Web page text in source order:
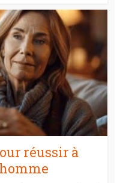
réussir à